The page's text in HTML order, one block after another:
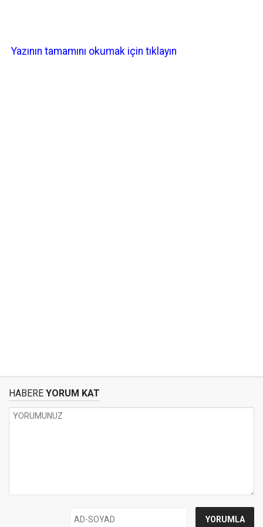
Yazının tamamını okumak için tıklayın
HABERE YORUM KAT